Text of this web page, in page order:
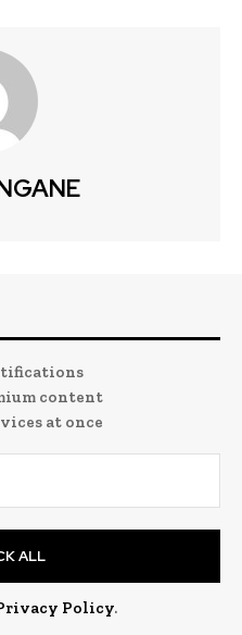
content
at once
ALL
Policy.